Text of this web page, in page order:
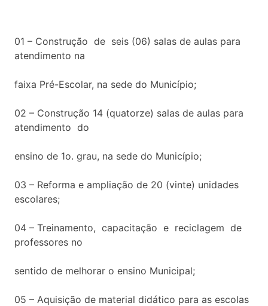
01 – Construção de seis (06) salas de aulas para
atendimento na
faixa Pré-Escolar, na sede do Município;
02 – Construção 14 (quatorze) salas de aulas para
atendimento do
ensino de 1o. grau, na sede do Município;
03 – Reforma e ampliação de 20 (vinte) unidades
escolares;
04 – Treinamento, capacitação e reciclagem de
professores no
sentido de melhorar o ensino Municipal;
05 – Aquisição de material didático para as escolas